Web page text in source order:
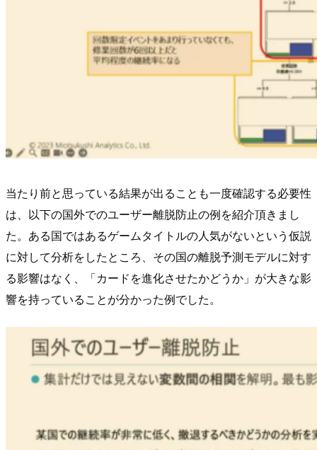
当たり前と思っている結果が出ることも一度確認する必要性
は、以下の国外でのユーザー離脱防止の例を紹介頂きまし
た。ある国ではあるゲームタイトルの人気がないという仮説
に対して分析をしたところ、その国の離脱予測モデルに対す
る影響はなく、「カードを進化させたかどうか」が大きな影
響を持っていることが分かった例でした。